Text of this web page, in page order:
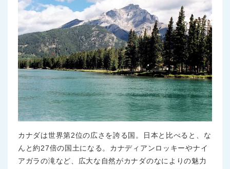
カナダは世界第2位の広さを誇る国。日本と比べると、な
んと約27倍の国土になる。カナディアンロッキーやナイ
アガラの滝など、広大な自然がカナダのなによりの魅力